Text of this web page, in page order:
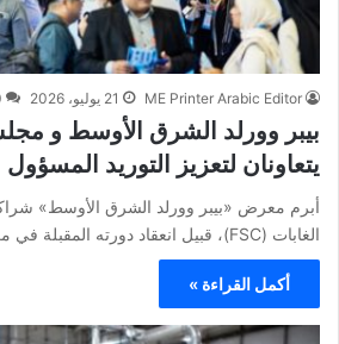
ME Printer Arabic Editor 21 يوليو، 2026
بيبر وورلد الشرق الأوسط و
يتعاونان لتعزيز التوريد المسؤول
أبرم معرض «بيبر وورلد الشرق الأوسط»
الغابات (FSC)، قبيل انعقاد دورته المقبلة في مركز دبي التجاري…
أكمل القراءة »